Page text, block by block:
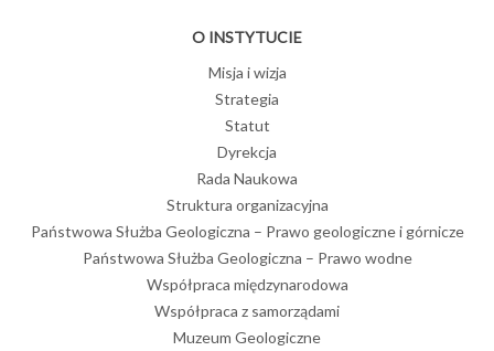
O INSTYTUCIE
Misja i wizja
Strategia
Statut
Dyrekcja
Rada Naukowa
Struktura organizacyjna
Państwowa Służba Geologiczna – Prawo geologiczne i górnicze
Państwowa Służba Geologiczna – Prawo wodne
Współpraca międzynarodowa
Współpraca z samorządami
Muzeum Geologiczne